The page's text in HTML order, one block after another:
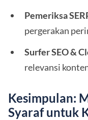
Pemeriksa
pergerakan
Surfer SEO &
relevansi
Kesimpulan:
Syaraf untuk